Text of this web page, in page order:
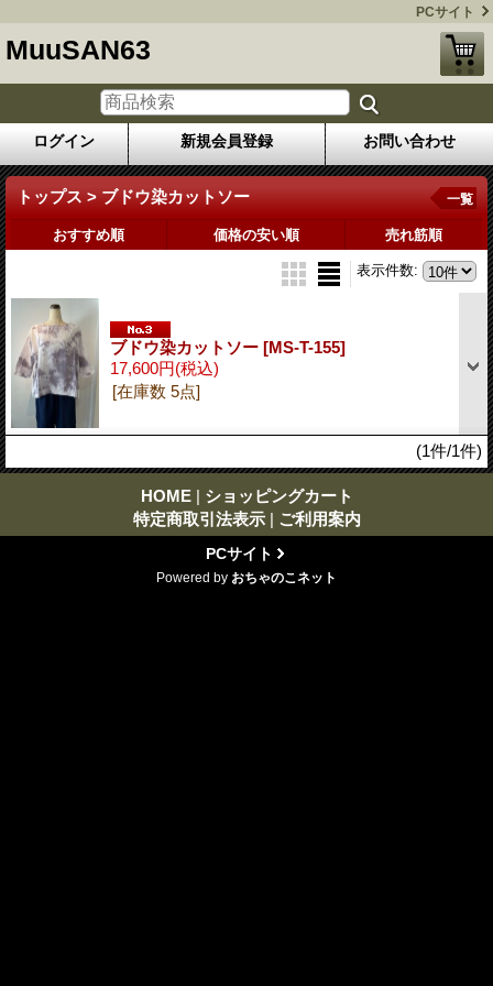
PCサイト
MuuSAN63
ログイン 新規会員登録 お問い合わせ
トップス > ブドウ染カットソー 一覧
おすすめ順 価格の安い順 売れ筋順
表示件数:
ブドウ染カットソー [MS-T-155]
17,600円(税込)
[在庫数 5点]
(1件/1件)
HOME | ショッピングカート
特定商取引法表示 | ご利用案内
PCサイト
Powered by おちゃのこネット